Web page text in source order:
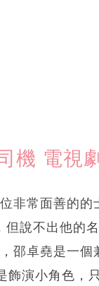
機 電視
非常面善的
說不出他的
邵卓堯是一個
演小角色，